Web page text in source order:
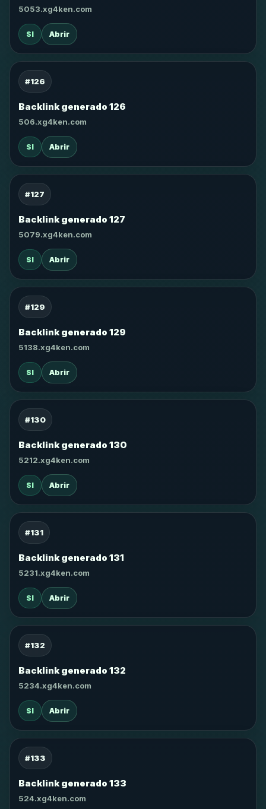
5053.xg4ken.com
SI Abrir
#126
Backlink generado 126
506.xg4ken.com
SI Abrir
#127
Backlink generado 127
5079.xg4ken.com
SI Abrir
#129
Backlink generado 129
5138.xg4ken.com
SI Abrir
#130
Backlink generado 130
5212.xg4ken.com
SI Abrir
#131
Backlink generado 131
5231.xg4ken.com
SI Abrir
#132
Backlink generado 132
5234.xg4ken.com
SI Abrir
#133
Backlink generado 133
524.xg4ken.com